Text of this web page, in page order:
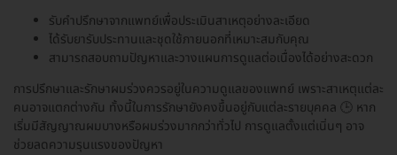
รับคำปรึกษาจากแพทย์เพื่อประเมินสาเหตุอย่างละเอียด
ได้รับยารับประทานและชุดใช้ภายนอกที่เหมาะสมกับคุณ
สามารถสอบถามปัญหาและวางแผนการดูแลต่อเนื่องได้อย่างสะดวก
การปรึกษาและรักษาผมร่วงควรอยู่ในความดูแลของแพทย์ เพราะสาเหตุแต่ละ
คนอาจแตกต่างกัน ทั้งนี้ในการรักษายังคงขึ้นอยู่กับแต่ละรายบุคคล 🕒 หาก
เริ่มมีสัญญาณผมบางหรือผมร่วงมากกว่าทั่วไป การดูแลตั้งแต่เนิ่นๆ อาจ
ช่วยลดความรุนแรงของปัญหา